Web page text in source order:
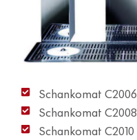
Schankomat C2006
Schankomat C2008
Schankomat C2010